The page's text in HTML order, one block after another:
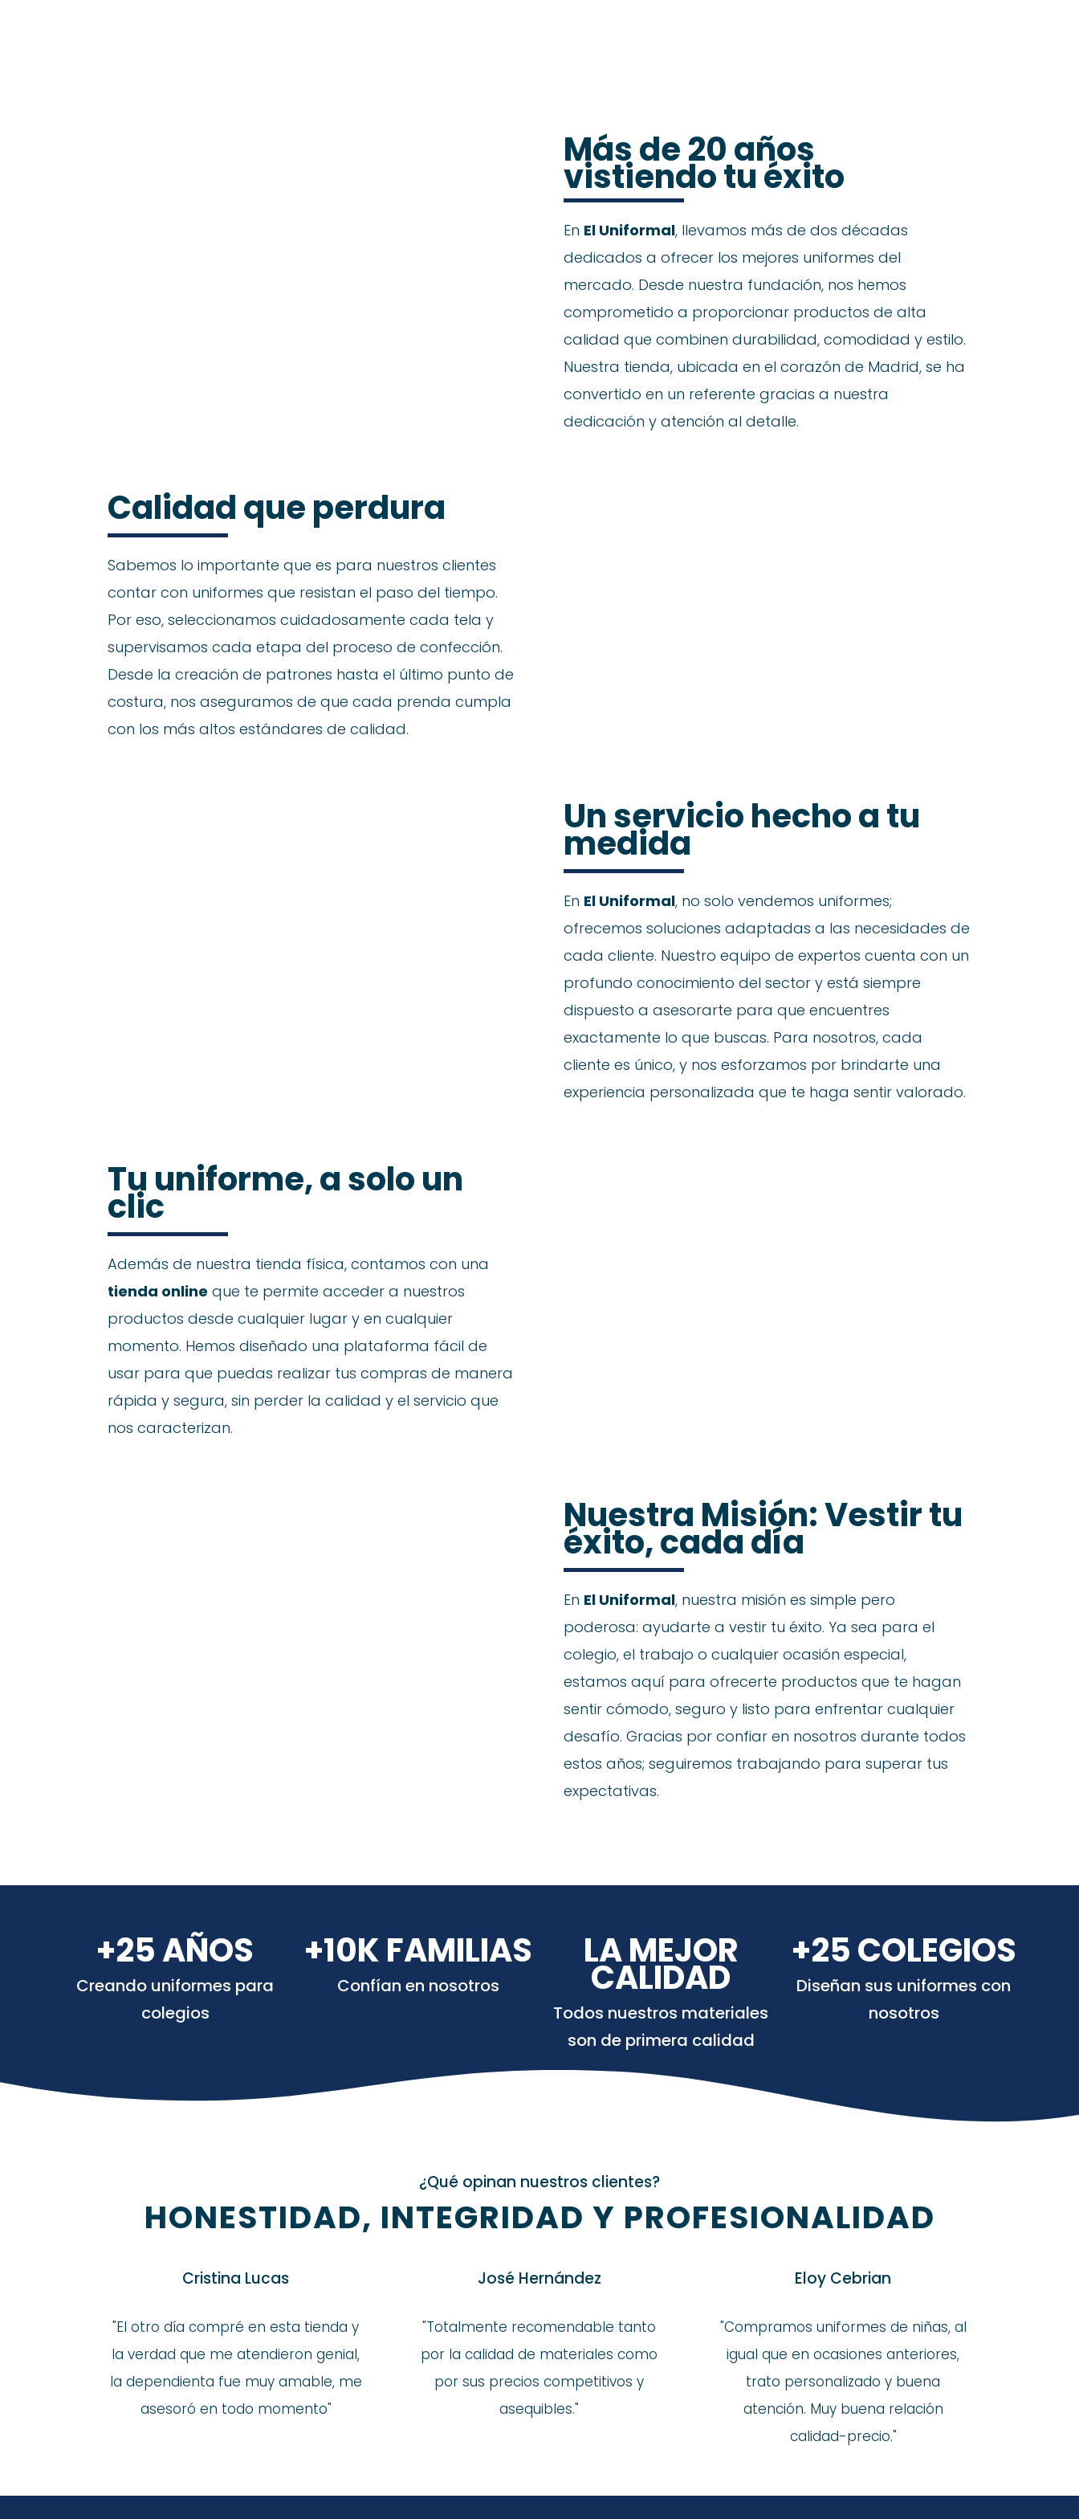
Más de 20 años
vistiendo tu éxito
En El Uniformal, llevamos más de dos décadas
dedicados a ofrecer los mejores uniformes del
mercado. Desde nuestra fundación, nos hemos
comprometido a proporcionar productos de alta
calidad que combinen durabilidad, comodidad y estilo.
Nuestra tienda, ubicada en el corazón de Madrid, se ha
convertido en un referente gracias a nuestra
dedicación y atención al detalle.
Calidad que perdura
Sabemos lo importante que es para nuestros clientes
contar con uniformes que resistan el paso del tiempo.
Por eso, seleccionamos cuidadosamente cada tela y
supervisamos cada etapa del proceso de confección.
Desde la creación de patrones hasta el último punto de
costura, nos aseguramos de que cada prenda cumpla
con los más altos estándares de calidad.
Un servicio hecho a tu
medida
En El Uniformal, no solo vendemos uniformes;
ofrecemos soluciones adaptadas a las necesidades de
cada cliente. Nuestro equipo de expertos cuenta con un
profundo conocimiento del sector y está siempre
dispuesto a asesorarte para que encuentres
exactamente lo que buscas. Para nosotros, cada
cliente es único, y nos esforzamos por brindarte una
experiencia personalizada que te haga sentir valorado.
Tu uniforme, a solo un
clic
Además de nuestra tienda física, contamos con una
tienda online que te permite acceder a nuestros
productos desde cualquier lugar y en cualquier
momento. Hemos diseñado una plataforma fácil de
usar para que puedas realizar tus compras de manera
rápida y segura, sin perder la calidad y el servicio que
nos caracterizan.
Nuestra Misión: Vestir tu
éxito, cada día
En El Uniformal, nuestra misión es simple pero
poderosa: ayudarte a vestir tu éxito. Ya sea para el
colegio, el trabajo o cualquier ocasión especial,
estamos aquí para ofrecerte productos que te hagan
sentir cómodo, seguro y listo para enfrentar cualquier
desafío. Gracias por confiar en nosotros durante todos
estos años; seguiremos trabajando para superar tus
expectativas.
+25 AÑOS
Creando uniformes para
colegios
+10K FAMILIAS
Confían en nosotros
LA MEJOR
CALIDAD
Todos nuestros materiales
son de primera calidad
+25 COLEGIOS
Diseñan sus uniformes con
nosotros
¿Qué opinan nuestros clientes?
HONESTIDAD, INTEGRIDAD Y PROFESIONALIDAD
Cristina Lucas
"El otro día compré en esta tienda y
la verdad que me atendieron genial,
la dependienta fue muy amable, me
asesoró en todo momento"
José Hernández
"Totalmente recomendable tanto
por la calidad de materiales como
por sus precios competitivos y
asequibles."
Eloy Cebrian
"Compramos uniformes de niñas, al
igual que en ocasiones anteriores,
trato personalizado y buena
atención. Muy buena relación
calidad-precio."